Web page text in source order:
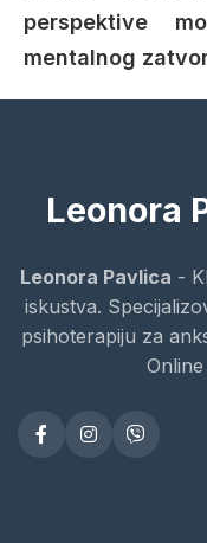
perspektive
mentalnog
Leonora
Leonora Pavlica -
iskustva.
psihoterapiju za